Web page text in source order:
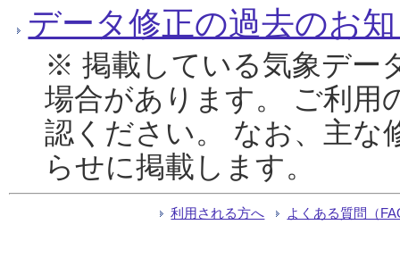
データ修正の過去のお
※ 掲載している気象デー
場合があります。 ご利用
認ください。 なお、主な
らせに掲載します。
利用される方へ よくある質問（